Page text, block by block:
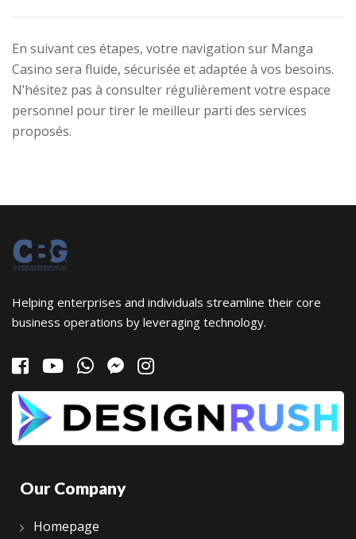
En suivant ces étapes, votre navigation sur Manga
Casino sera fluide, sécurisée et adaptée à vos besoins.
N’hésitez pas à consulter régulièrement votre espace
personnel pour tirer le meilleur parti des services
proposés.
Helping enterprises and individuals streamline their core
business operations by leveraging technology.
Our Company
Homepage